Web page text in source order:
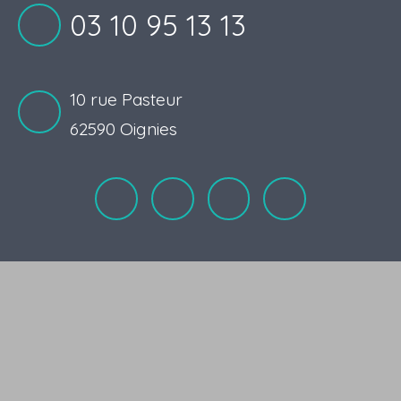
03 10 95 13 13
10 rue Pasteur
62590 Oignies